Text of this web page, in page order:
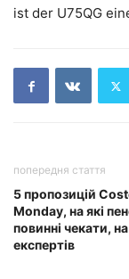
ist der U75QG
попередня стаття
5 пропозицій
Monday, на які
повинні чекати,
експертів